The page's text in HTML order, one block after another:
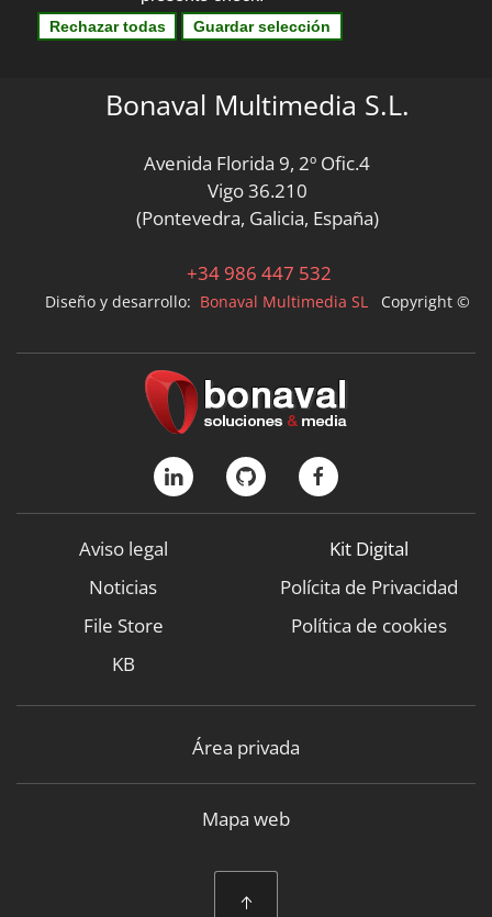
Bonaval Multimedia S.L.
Avenida Florida 9, 2º Ofic.4
Vigo 36.210
(Pontevedra, Galicia, España)
+34 986 447 532
Diseño y desarrollo: Bonaval Multimedia SLCopyright ©
Aviso legal
Noticias
File Store
KB
Kit Digital
Polícita de Privacidad
Política de cookies
Área privada
Mapa web